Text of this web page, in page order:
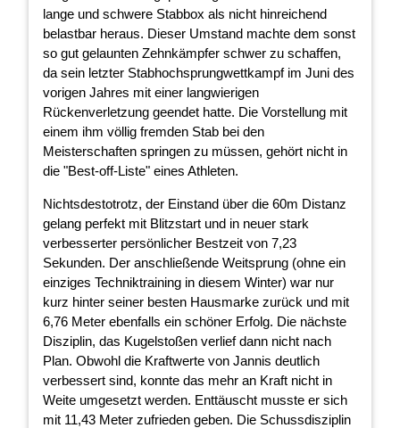
lange und schwere Stabbox als nicht hinreichend
belastbar heraus. Dieser Umstand machte dem sonst
so gut gelaunten Zehnkämpfer schwer zu schaffen,
da sein letzter Stabhochsprungwettkampf im Juni des
vorigen Jahres mit einer langwierigen
Rückenverletzung geendet hatte. Die Vorstellung mit
einem ihm völlig fremden Stab bei den
Meisterschaften springen zu müssen, gehört nicht in
die "Best-off-Liste" eines Athleten.
Nichtsdestotrotz, der Einstand über die 60m Distanz
gelang perfekt mit Blitzstart und in neuer stark
verbesserter persönlicher Bestzeit von 7,23
Sekunden. Der anschließende Weitsprung (ohne ein
einziges Techniktraining in diesem Winter) war nur
kurz hinter seiner besten Hausmarke zurück und mit
6,76 Meter ebenfalls ein schöner Erfolg. Die nächste
Disziplin, das Kugelstoßen verlief dann nicht nach
Plan. Obwohl die Kraftwerte von Jannis deutlich
verbessert sind, konnte das mehr an Kraft nicht in
Weite umgesetzt werden. Enttäuscht musste er sich
mit 11,43 Meter zufrieden geben. Die Schussdisziplin